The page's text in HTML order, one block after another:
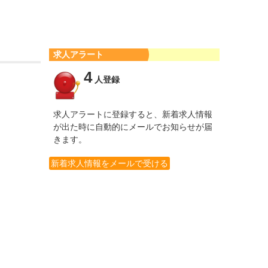
求人アラート
4人登録
求人アラートに登録すると、新着求人情報
が出た時に自動的にメールでお知らせが届
きます。
新着求人情報をメールで受ける